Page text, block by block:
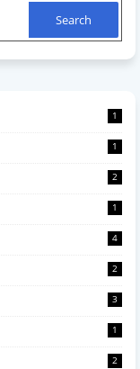
1
1
2
1
4
2
3
1
2